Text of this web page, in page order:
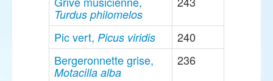
Turdus philomelos
Pic vert, Picus viridis
240
Bergeronnette grise,
Motacilla alba
236